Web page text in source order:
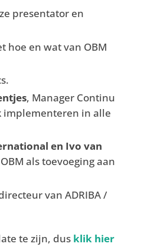
presentator en
hoe en wat van OBM
, Manager Continu
implementeren in alle
en Ivo van
als toevoeging aan
van ADRIBA /
te zijn, dus klik hier